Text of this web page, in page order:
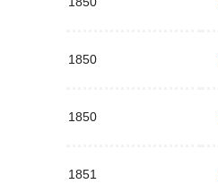
1850
1850
1851